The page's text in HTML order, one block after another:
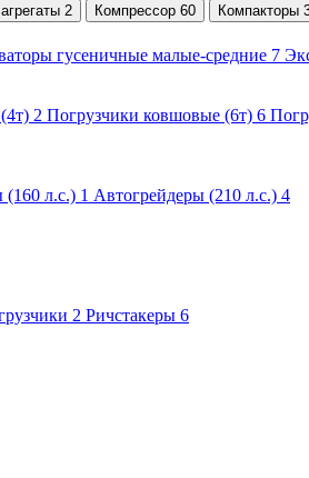
2 Компрессор 60 Компакторы
гусеничные малые-средние 7
2 Погрузчики ковшовые (6т) 6
л.с.) 1 Автогрейдеры (210 л.с.) 4
2 Ричстакеры 6